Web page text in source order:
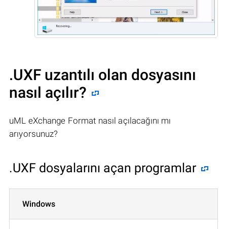
.UXF uzantılı olan dosyasını
nasıl açılır?
uML eXchange Format nasıl açılacağını mı
arıyorsunuz?
.UXF dosyalarını açan programlar
Windows